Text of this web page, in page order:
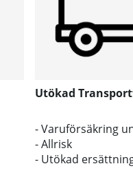
Utökad
- Varuförsäkring
- Allrisk
- Utökad